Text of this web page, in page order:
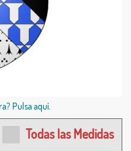
Pulsa aquí.
Todas las Medidas